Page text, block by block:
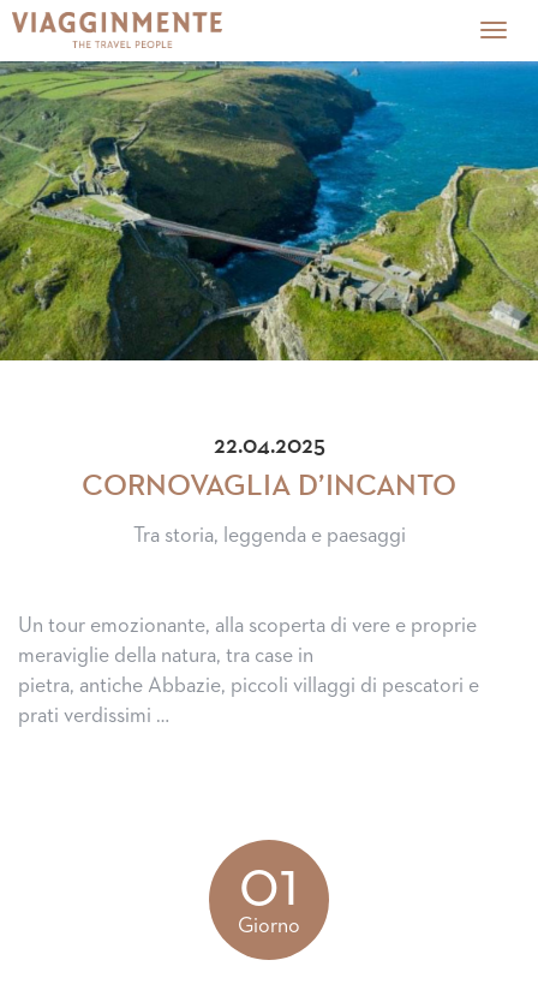
22.04.2025
CORNOVAGLIA D’INCANTO
Tra storia, leggenda e paesaggi
Un tour emozionante, alla scoperta di vere e proprie
meraviglie della natura, tra case in
pietra, antiche Abbazie, piccoli villaggi di pescatori e
prati verdissimi …
01
Giorno